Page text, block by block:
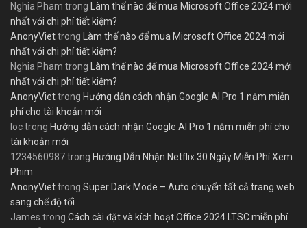
Nghia Pham trong Làm thế nào để mua Microsoft Office 2024 mới
nhất với chi phí tiết kiệm?
AnonyViettrong Làm thế nào để mua Microsoft Office 2024 mới
nhất với chi phí tiết kiệm?
Nghia Pham trong Làm thế nào để mua Microsoft Office 2024 mới
nhất với chi phí tiết kiệm?
AnonyViettrong Hướng dẫn cách nhận Google AI Pro 1 năm miễn
phí cho tài khoản mới
loctrong Hướng dẫn cách nhận Google AI Pro 1 năm miễn phí cho
tài khoản mới
1234560987trong Hướng Dẫn Nhận Netflix 30 Ngày Miễn Phí Xem
Phim
AnonyViettrong Super Dark Mode – Auto chuyển tất cả trang web
sang chế độ tối
James trong Cách cài đặt và kích hoạt Office 2024 LTSC miễn phí